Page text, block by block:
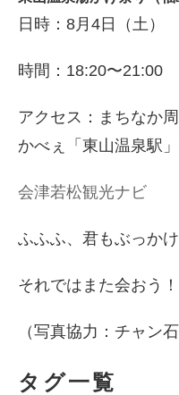
日時：8月4日（土）
時間：18:20〜21:00
アクセス：まちなか
かべぇ「東山温泉駅
会津若松観光ナビ
ふふふ、君もぶっか
それではまた会おう
（写真協力：チャン
タグ一覧